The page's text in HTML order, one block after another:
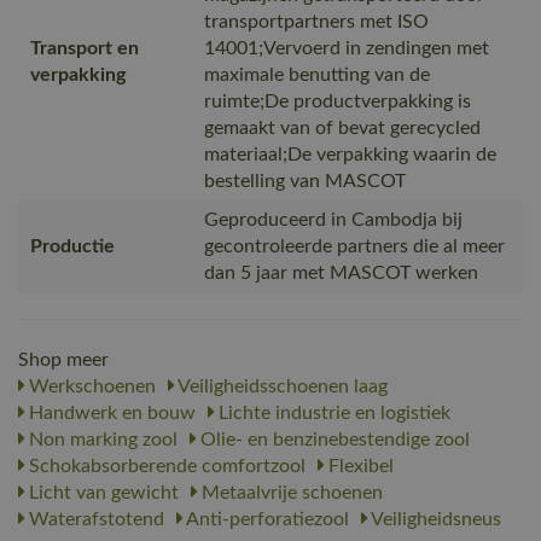
Transport en
verpakking
transportpartners met ISO
14001;Vervoerd in zendingen met
maximale benutting van de
ruimte;De productverpakking is
gemaakt van of bevat gerecycled
materiaal;De verpakking waarin de
bestelling van MASCOT
Productie
Geproduceerd in Cambodja bij
gecontroleerde partners die al meer
dan 5 jaar met MASCOT werken
Shop meer
Werkschoenen
Veiligheidsschoenen laag
Handwerk en bouw
Lichte industrie en logistiek
Non marking zool
Olie- en benzinebestendige zool
Schokabsorberende comfortzool
Flexibel
Licht van gewicht
Metaalvrije schoenen
Waterafstotend
Anti-perforatiezool Veiligheidsneus